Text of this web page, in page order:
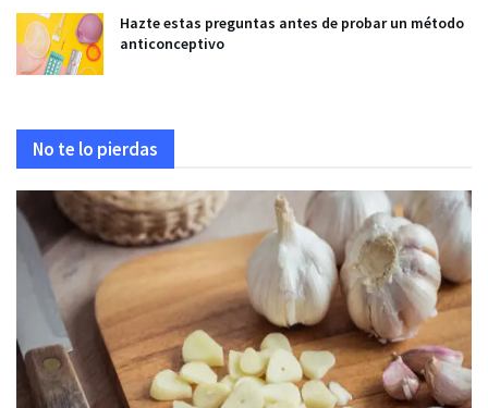
Hazte estas preguntas antes de probar un método
anticonceptivo
No te lo pierdas